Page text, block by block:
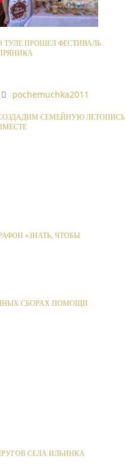
ТУЛЕ ПРОШЕЛ ФЕСТИВАЛЬ
pochemuchka2011
СЕМЕЙНУЮ ЛЕТОПИСЬ
«ЗНАТЬ, ЧТОБЫ
СБОРАХ ПОМОЩИ
СЕЛА ИЛЬИНКА